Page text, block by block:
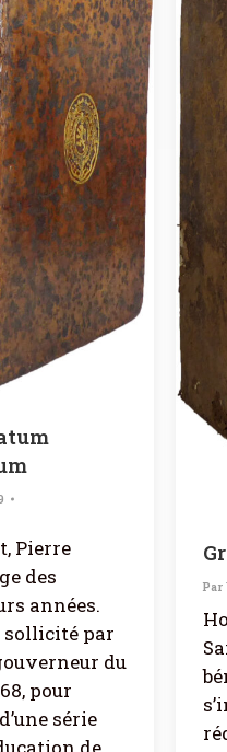
Pierre
des
années.
sollicité par
du
pour
série
Par